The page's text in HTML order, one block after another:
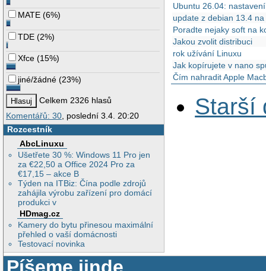
MATE (6%)
TDE (2%)
Xfce (15%)
jiné/žádné (23%)
Celkem 2326 hlasů
Komentářů: 30 , poslední 3.4. 20:20
Rozcestník
AbcLinuxu
Ušetřete 30 %: Windows 11 Pro jen
za €22,50 a Office 2024 Pro za
€17,15 – akce B
Týden na ITBiz: Čína podle zdrojů
zahájila výrobu zařízení pro domácí
produkci v
HDmag.cz
Kamery do bytu přinesou maximální
přehled o vaší domácnosti
Testovací novinka
Ubuntu 26.04:
update z debian 13.4
Poradte nejaky soft na
Jakou zvolit distribuci
rok užívání Linuxu
Jak kopírujete v nano
Čím nahradit Apple
Starší